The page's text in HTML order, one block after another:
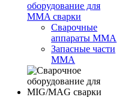
оборудование для
MMA сварки
Сварочные
аппараты MMA
Запасные части
MMA